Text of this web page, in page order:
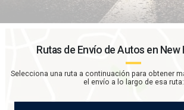
Rutas de Envío de Autos en New
Selecciona una ruta a continuación para obtener
el envío a lo largo de esa ruta: